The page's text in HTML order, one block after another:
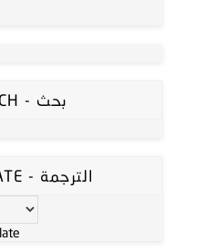
SEARCH - بحث
TRANSLATE - الترجمة